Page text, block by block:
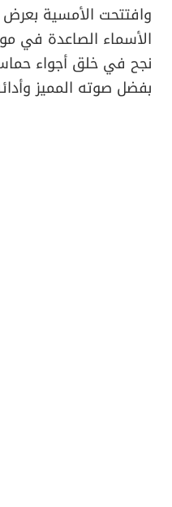
وافتتحت الأمسية بعرض
الأسماء الصاعدة في
نجح في خلق أجواء
بفضل صوته المميز